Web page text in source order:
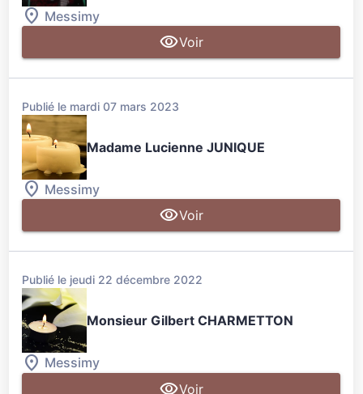
Messimy
Voir
Publié le mardi 07 mars 2023
Madame Lucienne JUNIQUE
Messimy
Voir
Publié le jeudi 22 décembre 2022
Monsieur Gilbert CHARMETTON
Messimy
Voir